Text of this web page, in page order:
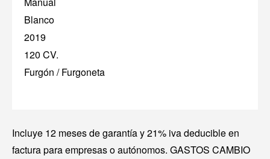
Blanco
2019
120 CV.
Furgón / Furgoneta
Incluye 12 meses de garantía y 21% iva deducible en
factura para empresas o autónomos. GASTOS CAMBIO